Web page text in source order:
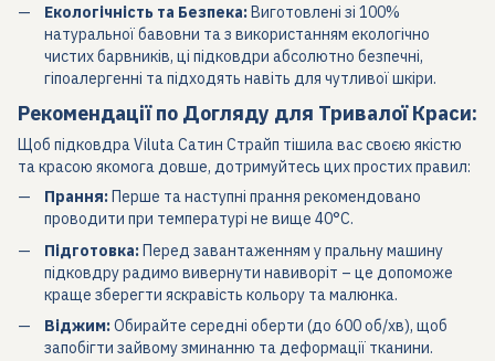
Екологічність та Безпека:Виготовлені зі 100%
натуральної бавовни та з використанням екологічно
чистих барвників, ці підковдри абсолютно безпечні,
гіпоалергенні та підходять навіть для чутливої шкіри.
Рекомендації по Догляду для Тривалої Краси:
Щоб підковдра Viluta Сатин Страйп тішила вас своєю якістю
та красою якомога довше, дотримуйтесь цих простих правил:
Прання:Перше та наступні прання рекомендовано
проводити при температурі не вище 40°C.
Підготовка:Перед завантаженням у пральну машину
підковдру радимо вивернути навиворіт – це допоможе
краще зберегти яскравість кольору та малюнка.
Віджим:Обирайте середні оберти (до 600 об/хв), щоб
запобігти зайвому зминанню та деформації тканини.